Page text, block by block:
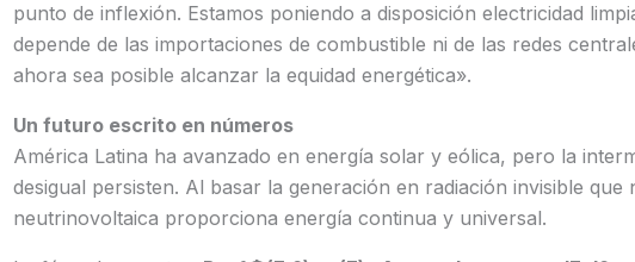
punto de inflexión. Estamos poniendo a disposición electricidad
depende de las importaciones de combustible ni de las redes
ahora sea posible alcanzar la equidad energética».
Un futuro escrito en números
América Latina ha avanzado en energía solar y eólica, pero la
desigual persisten. Al basar la generación en radiación invisible que
neutrinovoltaica proporciona energía continua y universal.